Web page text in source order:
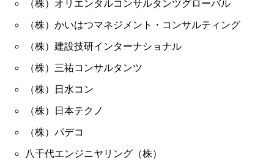
（株）オリエンタルコンサルタンツグローバル
（株）かいはつマネジメント・コンサルティング
（株）建設技研インターナショナル
（株）三祐コンサルタンツ
（株）日水コン
（株）日本テクノ
（株）パデコ
八千代エンジニヤリング（株）